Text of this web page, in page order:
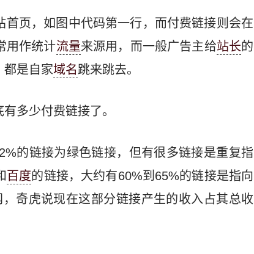
页，如图中代码第一行，而付费链接则会在
用作统计流量来源用，而一般广告主给站长的
都是自家域名跳来跳去。
多少付费链接了。
的链接为绿色链接，但有很多链接是重复指
百度的链接，大约有60%到65%的链接是指向
，奇虎说现在这部分链接产生的收入占其总收